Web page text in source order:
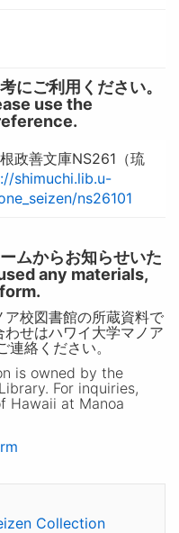
にご利用ください。
use the
政善文庫NS261（琉
shimuchi.lib.u-
ns26101
ムからお知らせいた
any materials,
校図書館の所蔵資料で
せはハワイ大学マノア
絡ください。
is owned by the
For inquiries,
Hawaii at Manoa
Collection